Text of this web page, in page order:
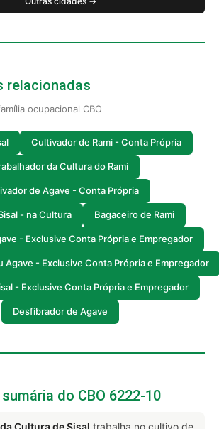
relacionadas
ocupacional CBO
Cultivador de Rami - Conta Própria
da Cultura do Rami
de Agave - Conta Própria
- na Cultura Bagaceiro de Rami
- Exclusive Conta Própria e Empregador
Agave - Exclusive Conta Própria e Empregador
- Exclusive Conta Própria e Empregador
Desfibrador de Agave
do CBO 6222-10
Cultura de Sisal trabalha no cultivo de